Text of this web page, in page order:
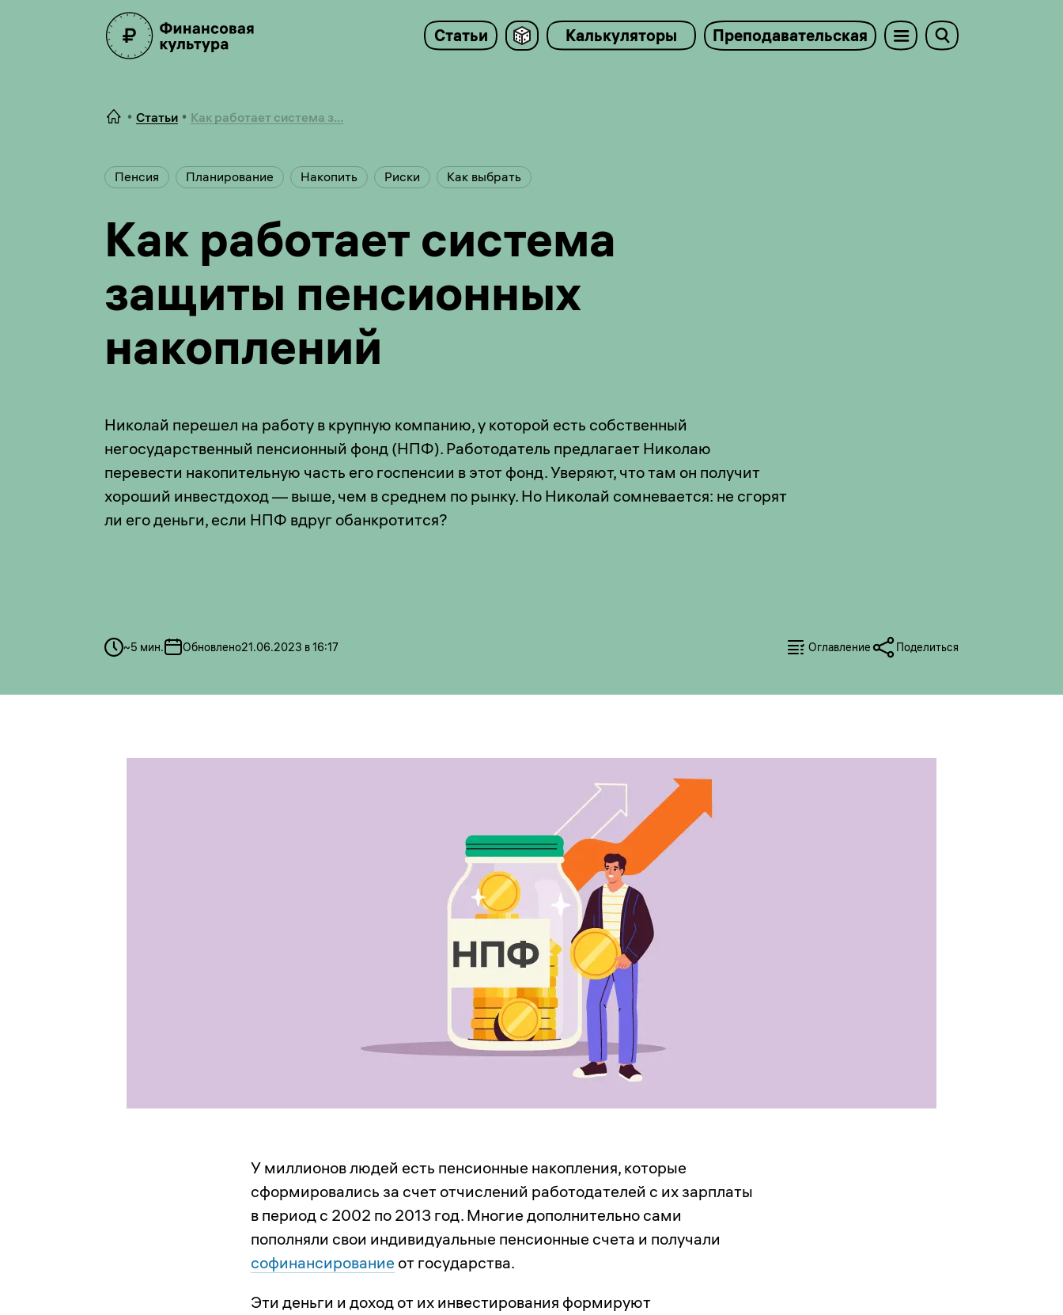
Статьи Калькуляторы Преподавательская
Статьи Как работает система з...
Пенсия Планирование Накопить Риски Как выбрать
Как работает система
защиты пенсионных
накоплений
Николай перешел на работу в крупную компанию, у которой есть собственный
негосударственный пенсионный фонд (НПФ). Работодатель предлагает Николаю
перевести накопительную часть его госпенсии в этот фонд. Уверяют, что там он получит
хороший инвестдоход — выше, чем в среднем по рынку. Но Николай сомневается: не сгорят
ли его деньги, если НПФ вдруг обанкротится?
~5 мин. Обновлено21.06.2023 в 16:17 Оглавление Поделиться
У миллионов людей есть пенсионные накопления, которые
сформировались за счет отчислений работодателей с их зарплаты
в период с 2002 по 2013 год. Многие дополнительно сами
пополняли свои индивидуальные пенсионные счета и получали
софинансирование от государства.
Эти деньги и доход от их инвестирования формируют